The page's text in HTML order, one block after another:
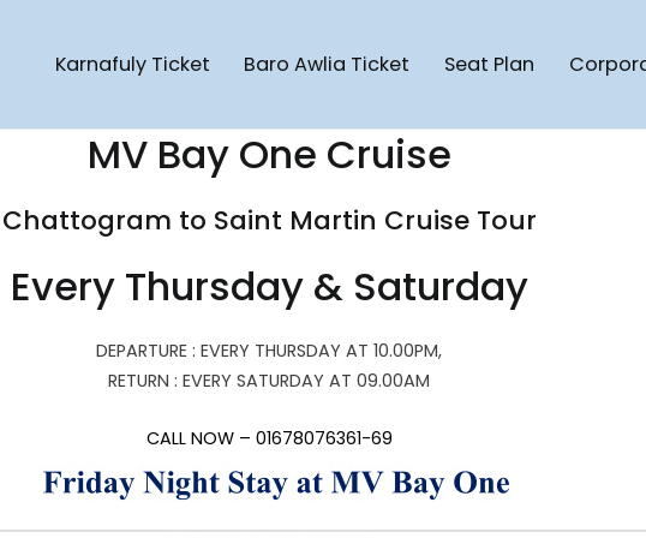
Ship
Cruise Ship | Saint Martin To Chattogram Cruise Ship | Potegaon Cruise |
Karnafuly Ticket Baro Awlia Ticket Seat Plan
MV Bay One Cruise
Chattogram to Saint Martin Cruise Tour
Every Thursday & Saturday
DEPARTURE : EVERY THURSDAY AT 10.00PM,
RETURN : EVERY SATURDAY AT 09.00AM
CALL NOW – 01678076361-69